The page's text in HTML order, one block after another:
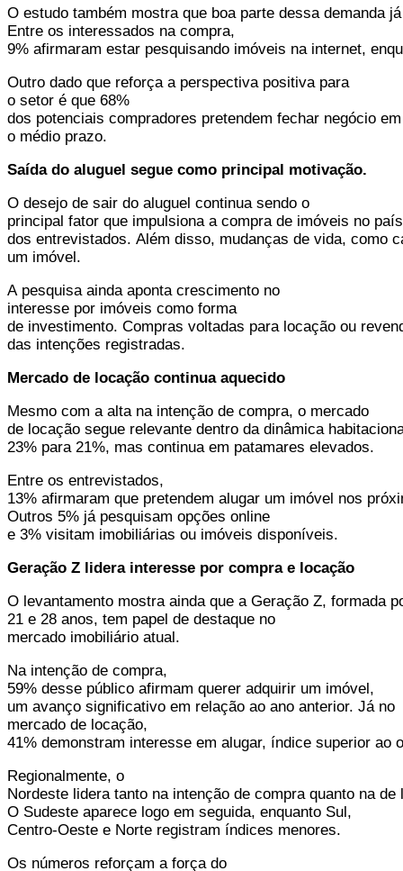
O estudo também mostra que boa parte dessa demanda
Entre os interessados na compra,
9% afirmaram estar pesquisando imóveis na internet,
Outro dado que reforça a perspectiva positiva para
o setor é que 68%
dos potenciais compradores pretendem fechar negócio
o médio prazo.
Saída do aluguel segue como principal motivação.
O desejo de sair do aluguel continua sendo o
principal fator que impulsiona a compra de imóveis no
dos entrevistados. Além disso, mudanças de vida, como
um imóvel.
A pesquisa ainda aponta crescimento no
interesse por imóveis como forma
de investimento. Compras voltadas para locação ou
das intenções registradas.
Mercado de locação continua aquecido
Mesmo com a alta na intenção de compra, o mercado
de locação segue relevante dentro da dinâmica
23% para 21%, mas continua em patamares elevados.
Entre os entrevistados,
13% afirmaram que pretendem alugar um imóvel nos
Outros 5% já pesquisam opções online
e 3% visitam imobiliárias ou imóveis disponíveis.
Geração Z lidera interesse por compra e locação
O levantamento mostra ainda que a Geração Z, formada
21 e 28 anos, tem papel de destaque no
mercado imobiliário atual.
Na intenção de compra,
59% desse público afirmam querer adquirir um imóvel,
um avanço significativo em relação ao ano anterior. Já no
mercado de locação,
41% demonstram interesse em alugar, índice superior
Regionalmente, o
Nordeste lidera tanto na intenção de compra quanto na de
O Sudeste aparece logo em seguida, enquanto Sul,
Centro-Oeste e Norte registram índices menores.
Os números reforçam a força do